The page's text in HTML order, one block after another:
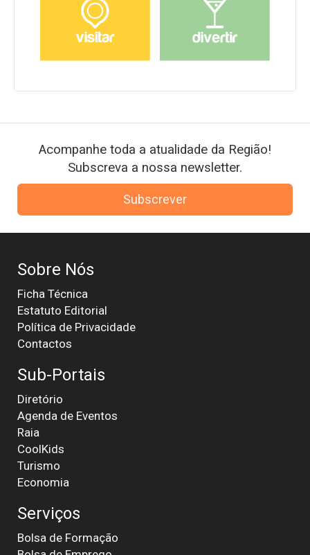
Acompanhe toda a atualidade da Região!
Subscreva a nossa newsletter.
Subscrever
Sobre Nós
Ficha Técnica
Estatuto Editorial
Política de Privacidade
Contactos
Sub-Portais
Diretório
Agenda de Eventos
Raia
CoolKids
Turismo
Economia
Serviços
Bolsa de Formação